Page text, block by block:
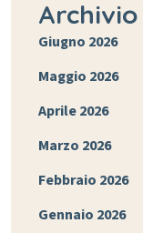
Archivio
Giugno 2026
Maggio 2026
Aprile 2026
Marzo 2026
Febbraio 2026
Gennaio 2026